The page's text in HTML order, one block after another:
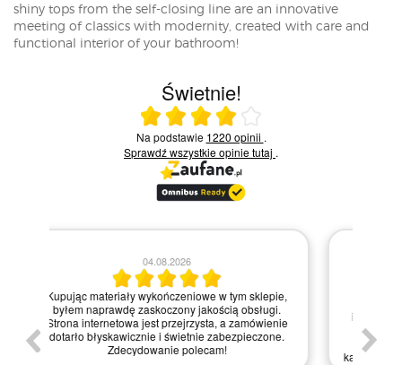
shiny tops from the self-closing line are an innovative
meeting of classics with modernity, created with care and
functional interior of your bathroom!
Świetnie!
Ocena średnia 4 na 5
Na podstawie 1220 opinii .
Sprawdź wszystkie opinietutaj .
Zamówienie zrealizowane błyskawicznie, a
materiały dotarły w idealnym stanie. Strona
internetowa jest bardzo intuicyjna, co ułatwiło mi
zakupy, a dodatkowo paczka była starannie
zapakowana. Zdecydowanie polecam ten sklep
każdemu, kto szuka jakości i profesjonalnej obsługi!